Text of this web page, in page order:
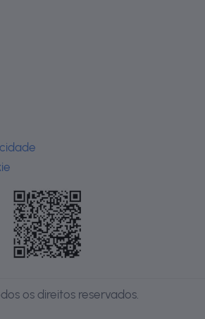
os direitos reservados.